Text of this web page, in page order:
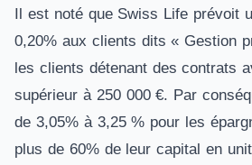
Il est noté que Swiss Life prévoit
0,20% aux clients dits « Gestion
les clients détenant des contrats
supérieur à 250 000 €. Par
de 3,05% à 3,25 % pour les
plus de 60% de leur capital en